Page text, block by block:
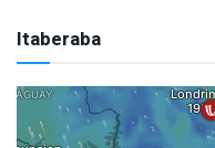
Itaberaba